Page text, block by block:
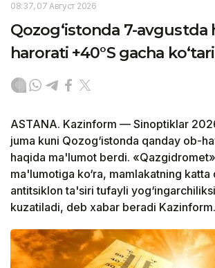
08:37, 07 Август 2026
Qozog‘istonda 7-avgustda
harorati +40°S gacha
ASTANA. Kazinform — Sinoptiklar
juma kuni Qozog‘istonda qanday ob-
haqida ma'lumot berdi. «Qazgidromet»
ma'lumotiga ko‘ra, mamlakatning katta
antitsiklon ta'siri tufayli
kuzatiladi, deb xabar beradi Kazinform.